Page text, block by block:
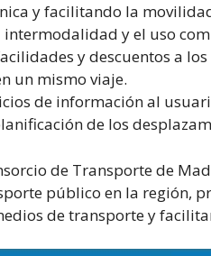
y facilitando la
intermodalidad y el uso
y descuentos a
un mismo viaje.
de información al
de los
de Transporte de
público en la región,
de transporte y